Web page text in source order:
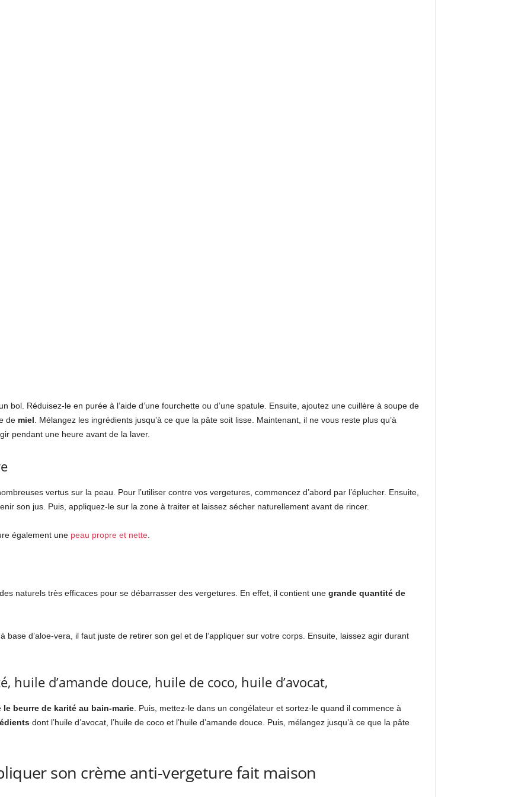
bol. Réduisez-le en purée à l’aide d’une fourchette ou d’une spatule. Ensuite, ajoutez une cuillère à soupe de
de miel . Mélangez les ingrédients jusqu’à ce que la pâte soit lisse. Maintenant, il ne vous reste plus qu’à
pendant une heure avant de la laver.
vertus sur la peau. Pour l’utiliser contre vos vergetures, commencez d’abord par l’éplucher. Ensuite,
son jus. Puis, appliquez-le sur la zone à traiter et laissez sécher naturellement avant de rincer.
également une peau propre et nette.
naturels très efficaces pour se débarrasser des vergetures. En effet, il contient une grande quantité de
d’aloe-vera, il faut juste de retirer son gel et de l’appliquer sur votre corps. Ensuite, laissez agir durant
huile d’amande douce, huile de coco, huile d’avocat,
beurre de karité au bain-marie. Puis, mettez-le dans un congélateur et sortez-le quand il commence à
dont l’huile d’avocat, l’huile de coco et l’huile d’amande douce. Puis, mélangez jusqu’à ce que la pâte
son crème anti-vergeture fait maison